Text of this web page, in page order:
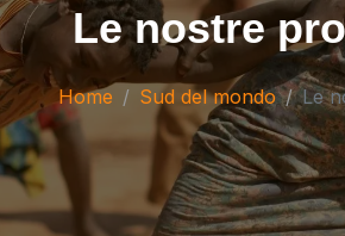
Le nostre
Home Sud del mondo Le